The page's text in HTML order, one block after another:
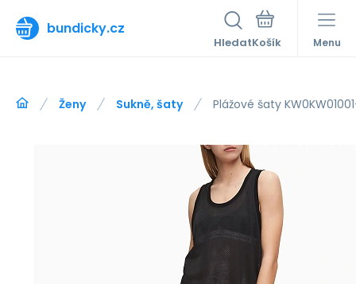
bundicky.cz
Hledat Menu
Ženy Sukně, šaty Plážové šaty